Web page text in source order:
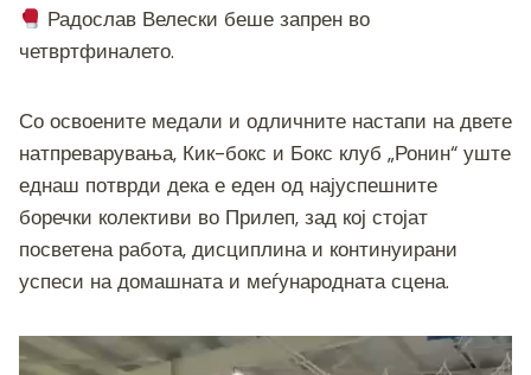
Радослав Велески беше запрен во
четвртфиналето.
Со освоените медали и одличните настапи на двете
натпреварувања, Кик-бокс и Бокс клуб „Ронин“ уште
еднаш потврди дека е еден од најуспешните
боречки колективи во Прилеп, зад кој стојат
посветена работа, дисциплина и континуирани
успеси на домашната и меѓународната сцена.